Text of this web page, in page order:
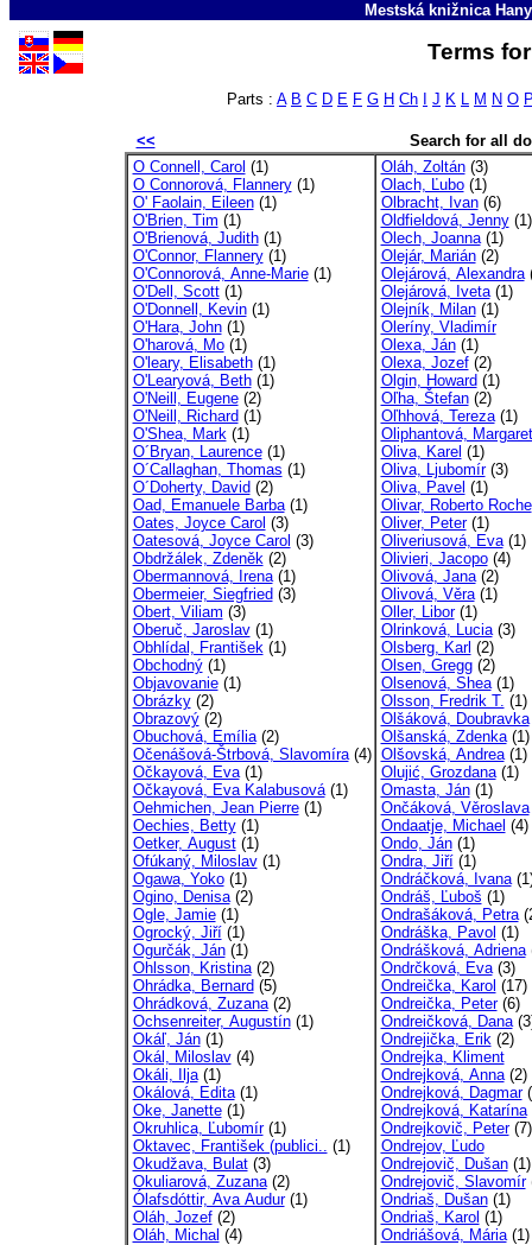
Mestská knižnica
Terms
Parts : A B C D E F G H Ch J K L M N O
<<
Search for all
O Connell, Carol (1)
O Connorová, Flannery(1)
O' Faolain, Eileen(1)
O'Brien, Tim (1)
O'Brienová, Judith(1)
O'Connor, Flannery(1)
O'Connorová, Anne-Marie(1)
O'Dell, Scott(1)
O'Donnell, Kevin(1)
O'Hara, John(1)
O'harová, Mo(1)
O'leary, Elisabeth(1)
O'Learyová, Beth(1)
O'Neill, Eugene(2)
O'Neill, Richard (1)
O'Shea, Mark(1)
O´Bryan, Laurence(1)
O´Callaghan, Thomas (1)
O´Doherty, David (2)
Oad, Emanuele Barba(1)
Oates, Joyce Carol (3)
Oatesová, Joyce Carol (3)
Obdržálek, Zdeněk(2)
Obermannová, Irena(1)
Obermeier, Siegfried (3)
Obert, Viliam (3)
Oberuč, Jaroslav(1)
Obhlídal, František(1)
Obchodný(1)
Objavovanie(1)
Obrázky(2)
Obrazový(2)
Obuchová, Emília(2)
Očenášová-Štrbová, Slavomíra(4)
Očkayová, Eva(1)
Očkayová, Eva Kalabusová(1)
Oehmichen, Jean Pierre(1)
Oechies, Betty(1)
Oetker, August(1)
Ofúkaný, Miloslav(1)
Ogawa, Yoko(1)
Ogino, Denisa(2)
Ogle, Jamie(1)
Ogrocký, Jiří(1)
Ogurčák, Ján(1)
Ohlsson, Kristina(2)
Ohrádka, Bernard (5)
Ohrádková, Zuzana(2)
Ochsenreiter, Augustín(1)
Okáľ, Ján(1)
Okál, Miloslav(4)
Okáli, Ilja(1)
Okálová, Edita(1)
Oke, Janette(1)
Okruhlica, Ľubomír(1)
Oktavec, František (publici.. (1)
Okudžava, Bulat(3)
Okuliarová, Zuzana(2)
Ólafsdóttir, Ava Audur(1)
Oláh, Jozef(2)
Oláh, Michal (4)
Oláh, Zoltán(3)
Olach, Ľubo(1)
Olbracht, Ivan(6)
Oldfieldová, Jenny(1)
Olech, Joanna(1)
Olejár, Marián(2)
Olejárová, Alexandra
Olejárová, Iveta(1)
Olejník, Milan(1)
Oleríny, Vladimír
Olexa, Ján(1)
Olexa, Jozef(2)
Olgin, Howard (1)
Oľha, Štefan(2)
Oľhhová, Tereza(1)
Oliphantová, Margaret
Oliva, Karel (1)
Oliva, Ljubomír(3)
Oliva, Pavel (1)
Olivar, Roberto Roche
Oliver, Peter(1)
Oliveriusová, Eva(1)
Olivieri, Jacopo(4)
Olivová, Jana(2)
Olivová, Věra(1)
Oller, Libor(1)
Olrinková, Lucia(3)
Olsberg, Karl (2)
Olsen, Gregg(2)
Olsenová, Shea(1)
Olsson, Fredrik T. (1)
Olšáková, Doubravka
Olšanská, Zdenka(1)
Olšovská, Andrea(1)
Olujić, Grozdana(1)
Omasta, Ján(1)
Ončáková, Věroslava
Ondaatje, Michael (4)
Ondo, Ján(1)
Ondra, Jiří(1)
Ondráčková, Ivana
Ondráš, Ľuboš (1)
Ondrašáková, Petra
Ondráška, Pavol (1)
Ondrášková, Adriena
Ondrčková, Eva(3)
Ondreička, Karol (17)
Ondreička, Peter(6)
Ondreičková, Dana
Ondrejička, Erik(2)
Ondrejka, Kliment
Ondrejková, Anna(2)
Ondrejková, Dagmar
Ondrejková, Katarína
Ondrejkovič, Peter(7)
Ondrejov, Ľudo
Ondrejovič, Dušan(1)
Ondrejovič, Slavomír
Ondriaš, Dušan(1)
Ondriaš, Karol (1)
Ondriášová, Mária(1)